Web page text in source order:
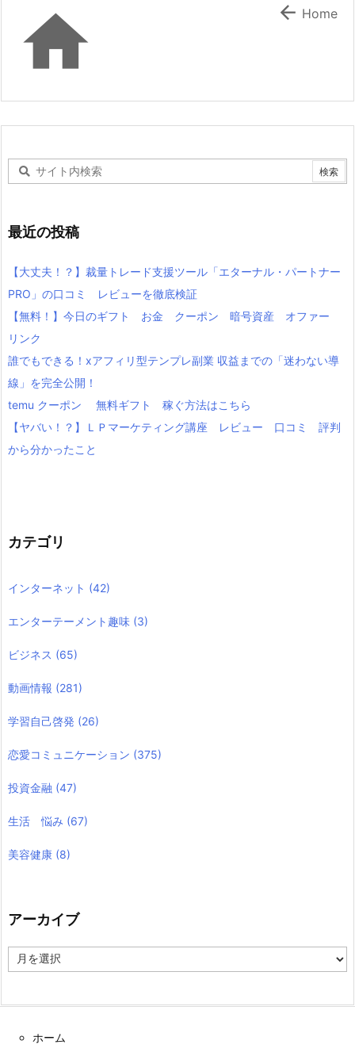
  Home
最近の投稿
【大丈夫！？】裁量トレード支援ツール「エターナル・パートナー
PRO」の口コミ レビューを徹底検証
【無料！】今日のギフト お金 クーポン 暗号資産 オファー
リンク
誰でもできる！xアフィリ型テンプレ副業 収益までの「迷わない導
線」を完全公開！
temu クーポン 無料ギフト 稼ぐ方法はこちら
【ヤバい！？】ＬＰマーケティング講座 レビュー 口コミ 評判
から分かったこと
カテゴリ
インターネット (42)
エンターテーメント趣味 (3)
ビジネス (65)
動画情報 (281)
学習自己啓発 (26)
恋愛コミュニケーション (375)
投資金融 (47)
生活 悩み (67)
美容健康 (8)
アーカイブ
ー
ホーム